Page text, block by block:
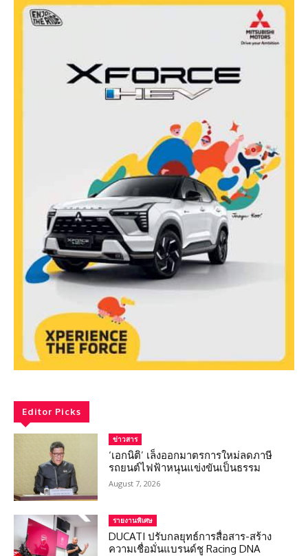
Editor Picks
ข่าวสาร
‘เอกนิติ’ เล็งออกมาตรการใหม่ลดภาษี
รถยนต์ไฟฟ้าหนุนแข่งขันเป็นธรรม
August 7, 2026
รายงานพิเศษ
DUCATI ปรับกลยุทธ์การสื่อสาร-สร้าง
ความเชื่อมั่นแบรนด์ชู Racing DNA